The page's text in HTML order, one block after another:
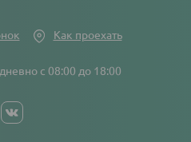
с 08:00 до 18:00
Как проехать
Social